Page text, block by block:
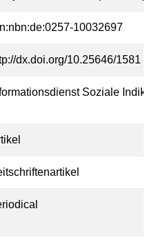
10032697
dx.doi.org/10.25646/1581
Soziale